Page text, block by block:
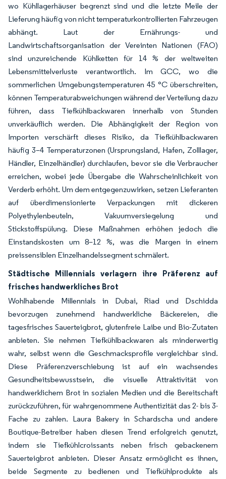
wo Kühllagerhäuser begrenzt sind und die letzte Meile der
Lieferung häufig von nicht temperaturkontrollierten Fahrzeugen
abhängt. Laut der Ernährungs- und
Landwirtschaftsorganisation der Vereinten Nationen (FAO)
sind unzureichende Kühlketten für 14 % der weltweiten
Lebensmittelverluste verantwortlich. Im GCC, wo die
sommerlichen Umgebungstemperaturen 45 °C überschreiten,
können Temperaturabweichungen während der Verteilung dazu
führen, dass Tiefkühlbackwaren innerhalb von Stunden
unverkäuflich werden. Die Abhängigkeit der Region von
Importen verschärft dieses Risiko, da Tiefkühlbackwaren
häufig 3–4 Temperaturzonen (Ursprungsland, Hafen, Zolllager,
Händler, Einzelhändler) durchlaufen, bevor sie die Verbraucher
erreichen, wobei jede Übergabe die Wahrscheinlichkeit von
Verderb erhöht. Um dem entgegenzuwirken, setzen Lieferanten
auf überdimensionierte Verpackungen mit dickeren
Polyethylenbeuteln, Vakuumversiegelung und
Stickstoffspülung. Diese Maßnahmen erhöhen jedoch die
Einstandskosten um 8–12 %, was die Margen in einem
preissensiblen Einzelhandelssegment schmälert.
Städtische Millennials verlagern ihre Präferenz auf
frisches handwerkliches Brot
Wohlhabende Millennials in Dubai, Riad und Dschidda
bevorzugen zunehmend handwerkliche Bäckereien, die
tagesfrisches Sauerteigbrot, glutenfreie Laibe und Bio-Zutaten
anbieten. Sie nehmen Tiefkühlbackwaren als minderwertig
wahr, selbst wenn die Geschmacksprofile vergleichbar sind.
Diese Präferenzverschiebung ist auf ein wachsendes
Gesundheitsbewusstsein, die visuelle Attraktivität von
handwerklichem Brot in sozialen Medien und die Bereitschaft
zurückzuführen, für wahrgenommene Authentizität das 2- bis 3-
Fache zu zahlen. Laura Bakery in Schardscha und andere
Boutique-Betreiber haben diesen Trend erfolgreich genutzt,
indem sie Tiefkühlcroissants neben frisch gebackenem
Sauerteigbrot anbieten. Dieser Ansatz ermöglicht es ihnen,
beide Segmente zu bedienen und Tiefkühlprodukte als